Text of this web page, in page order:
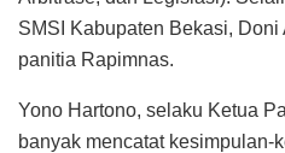
SMSI Kabupaten Bekasi,
panitia Rapimnas.
Yono Hartono, selaku Ketua
banyak mencatat kesimpulan-